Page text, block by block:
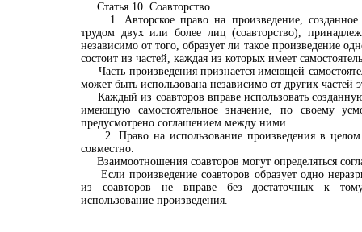
Статья 10. Соавторство
1. Авторское право на произведение, созданное
трудом двух или более лиц (соавторство),
независимо от того, образует ли такое произведение
состоит из частей, каждая из которых имеет
Часть произведения признается имеющей
может быть использована независимо от других частей
Каждый из соавторов вправе использовать
имеющую самостоятельное значение, по своему
предусмотрено соглашением между ними.
2. Право на использование произведения в целом
совместно.
Взаимоотношения соавторов могут определяться
Если произведение соавторов образует одно
из соавторов не вправе без достаточных к
использование произведения.